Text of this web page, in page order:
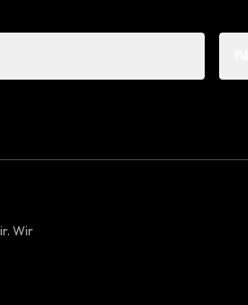
Wir